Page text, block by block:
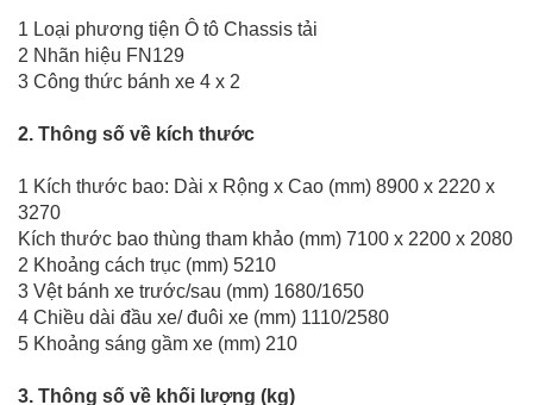
1 Loại phương tiện Ô tô Chassis tải
2 Nhãn hiệu FN129
3 Công thức bánh xe 4 x 2
2. Thông số về kích thước
1 Kích thước bao: Dài x Rộng x Cao (mm) 8900 x 2220 x
3270
Kích thước bao thùng tham khảo (mm) 7100 x 2200 x 2080
2 Khoảng cách trục (mm) 5210
3 Vệt bánh xe trước/sau (mm) 1680/1650
4 Chiều dài đầu xe/ đuôi xe (mm) 1110/2580
5 Khoảng sáng gầm xe (mm) 210
3. Thông số về khối lượng (kg)